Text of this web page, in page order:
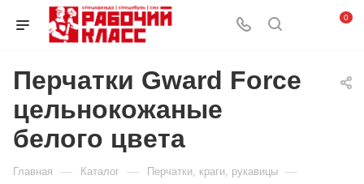
0
Перчатки Gward Force
цельнокожаные
белого цвета
Главная — Каталог — Перчатки, краги, рукавицы —